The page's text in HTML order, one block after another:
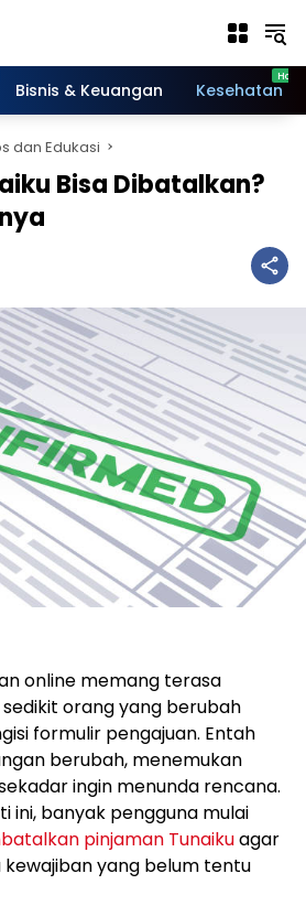
Bisnis & Keuangan Kesehatan
dan Edukasi
Bisa Dibatalkan?
online memang terasa
orang yang berubah
formulir pengajuan. Entah
berubah, menemukan
ingin menunda rencana.
ini, banyak pengguna mulai
pinjaman Tunaikuagar
yang belum tentu